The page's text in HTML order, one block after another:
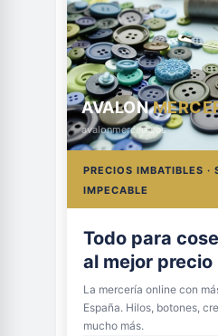
AVALON
avalonmerceria.es
PRECIOS IMBATIBLES ·
IMPECABLE
Todo para
al mejor precio
La mercería online con
España. Hilos, botones,
mucho más.